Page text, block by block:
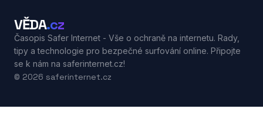
VĚDA.cz
Časopis Safer Internet - Vše o ochraně na internetu. Rady,
tipy a technologie pro bezpečné surfování online. Připojte
se k nám na saferinternet.cz!
© 2026 saferinternet.cz